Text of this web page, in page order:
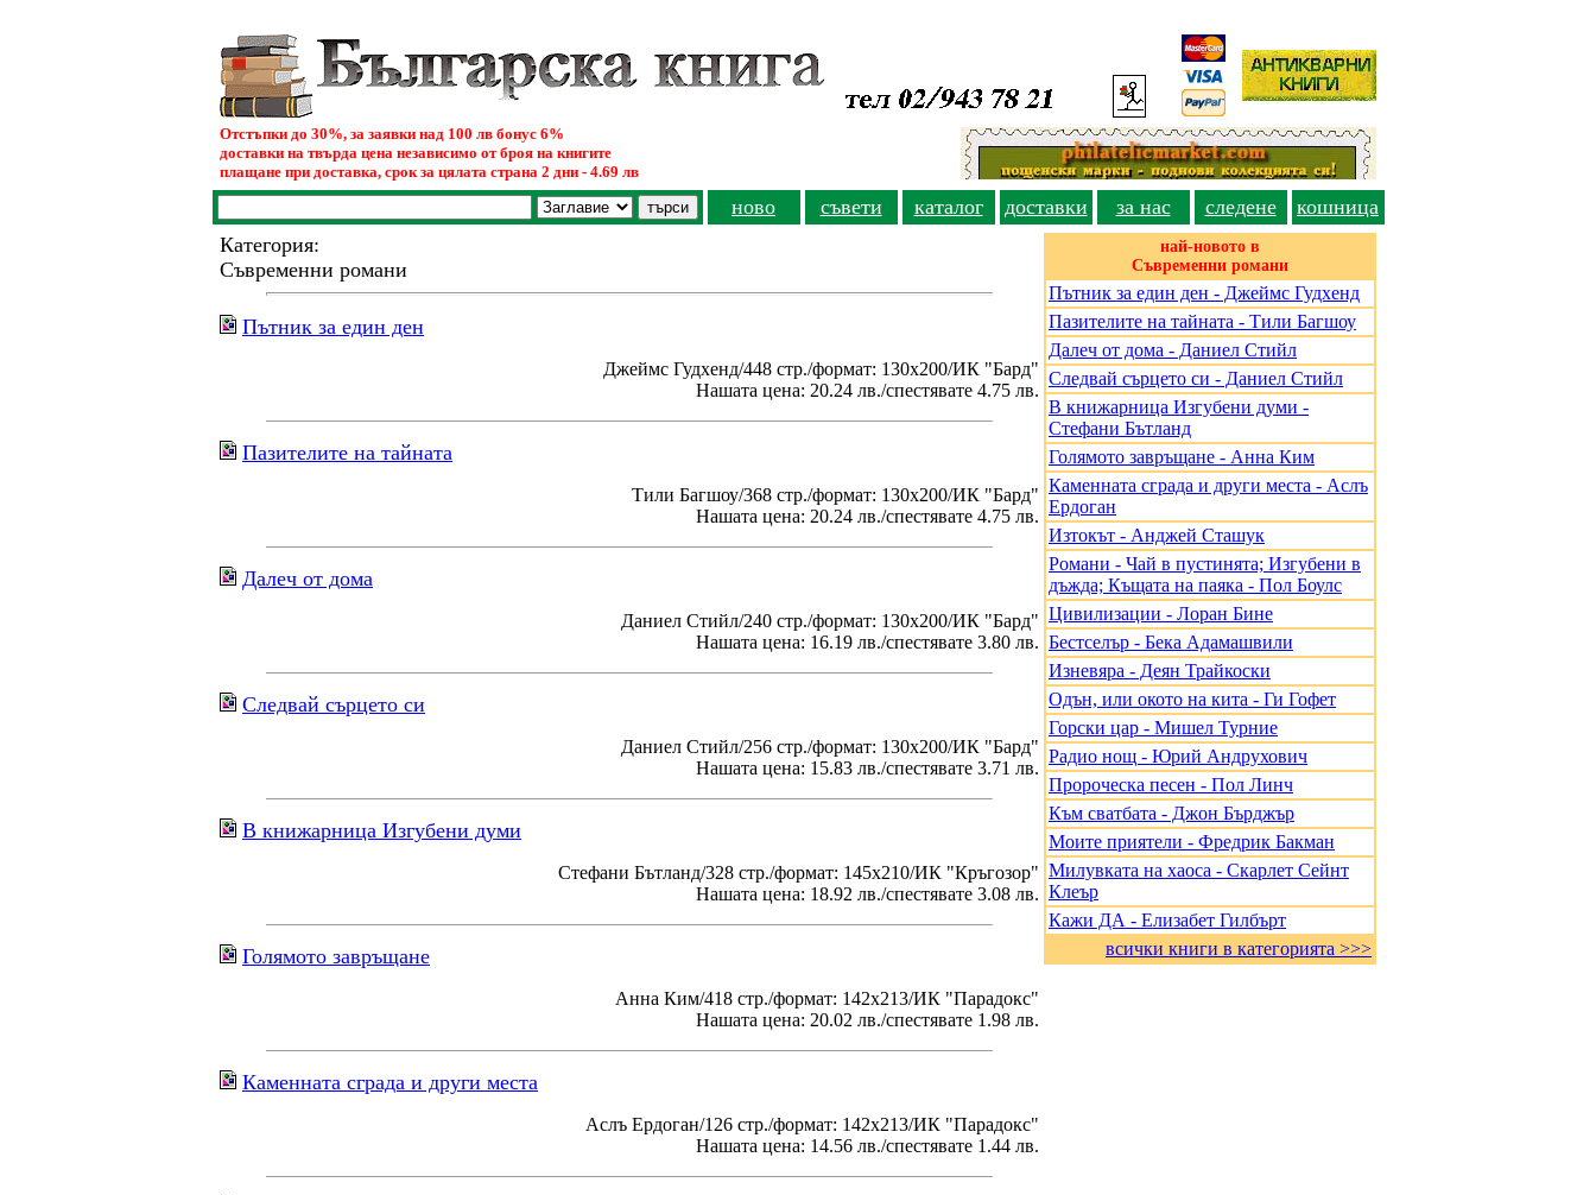
Отстъпки до 30%, за заявки над 100 лв бонус 6%
доставки на твърда цена независимо от броя на книгите
плащане при доставка, срок за цялата страна 2 дни - 4.69 лв
ново съвети каталог доставки за нас следене
кошница
Категория:
Съвременни романи
Пътник за един ден
Джеймс Гудхенд/448 стр./формат: 130х200/ИК "Бард"
Нашата цена: 20.24 лв./спестявате 4.75 лв.
Пазителите на тайната
Тили Багшоу/368 стр./формат: 130х200/ИК "Бард"
Нашата цена: 20.24 лв./спестявате 4.75 лв.
Далеч от дома
Даниел Стийл/240 стр./формат: 130х200/ИК "Бард"
Нашата цена: 16.19 лв./спестявате 3.80 лв.
Следвай сърцето си
Даниел Стийл/256 стр./формат: 130х200/ИК "Бард"
Нашата цена: 15.83 лв./спестявате 3.71 лв.
В книжарница Изгубени думи
Стефани Бътланд/328 стр./формат: 145х210/ИК "Кръгозор"
Нашата цена: 18.92 лв./спестявате 3.08 лв.
Голямото завръщане
Анна Ким/418 стр./формат: 142х213/ИК "Парадокс"
Нашата цена: 20.02 лв./спестявате 1.98 лв.
Каменната сграда и други места
Аслъ Ердоган/126 стр./формат: 142х213/ИК "Парадокс"
Нашата цена: 14.56 лв./спестявате 1.44 лв.
най-новото в
Съвременни романи
Пътник за един ден - Джеймс Гудхенд
Пазителите на тайната - Тили Багшоу
Далеч от дома - Даниел Стийл
Следвай сърцето си - Даниел Стийл
В книжарница Изгубени думи -
Стефани Бътланд
Голямото завръщане - Анна Ким
Каменната сграда и други места - Аслъ
Ердоган
Изтокът - Анджей Сташук
Романи - Чай в пустинята; Изгубени в
дъжда; Къщата на паяка - Пол Боулс
Цивилизации - Лоран Бине
Бестселър - Бека Адамашвили
Изневяра - Деян Трайкоски
Одън, или окото на кита - Ги Гофет
Горски цар - Мишел Турние
Радио нощ - Юрий Андрухович
Пророческа песен - Пол Линч
Към сватбата - Джон Бърджър
Моите приятели - Фредрик Бакман
Милувката на хаоса - Скарлет Сейнт
Клеър
Кажи ДА - Елизабет Гилбърт
всички книги в категорията >>>